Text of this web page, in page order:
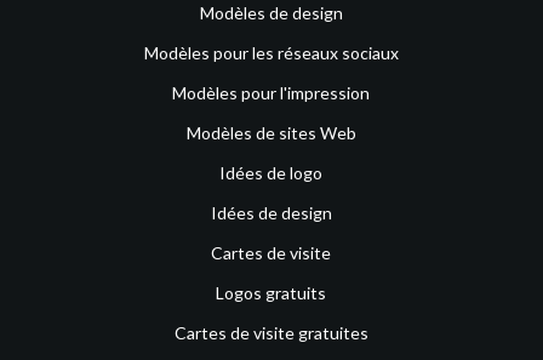
Modèles de design
Modèles pour les réseaux sociaux
Modèles pour l'impression
Modèles de sites Web
Idées de logo
Idées de design
Cartes de visite
Logos gratuits
Cartes de visite gratuites